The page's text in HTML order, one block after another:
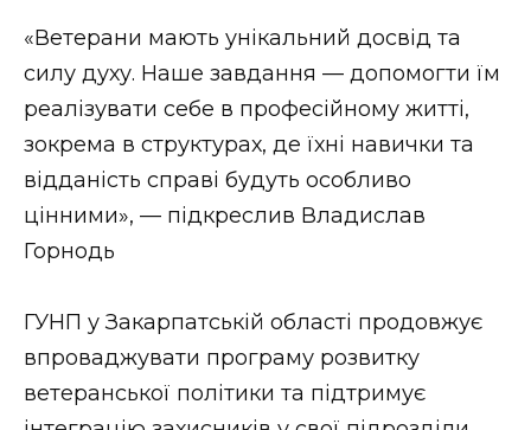
«Ветерани мають унікальний досвід та
силу духу. Наше завдання — допомогти їм
реалізувати себе в професійному житті,
зокрема в структурах, де їхні навички та
відданість справі будуть особливо
цінними», — підкреслив Владислав
Горнодь
ГУНП у Закарпатській області продовжує
впроваджувати програму розвитку
ветеранської політики та підтримує